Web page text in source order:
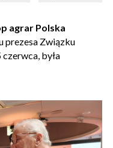
agrar Polska
prezesa Związku
była